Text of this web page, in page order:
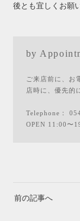
後とも宜しくお願
by
ご来店前に、お
店時に、優先的
Telephone：
OPEN 11:00〜
前の記事へ